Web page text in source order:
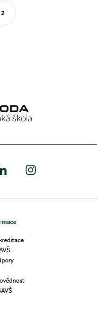
2